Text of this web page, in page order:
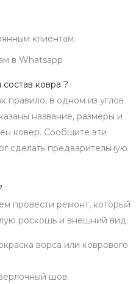
клиентам.
в Whatsapp
ковра ?
правило, в одном из углов
название, размеры и
ковер. Сообщите эти
сделать предварительную
провести ремонт, который
роскошь и внешний вид:
ворса или коврового
шов.